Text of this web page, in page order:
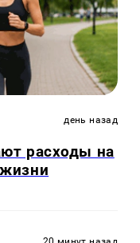
день назад
расходы на